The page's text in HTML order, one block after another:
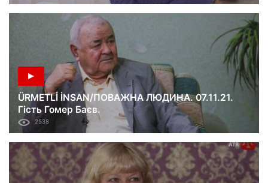
ÜRMETLİ İNSAN/ПОВАЖНА ЛЮДИНА. 07.11.21.
Гість Гомер Баєв.
2538